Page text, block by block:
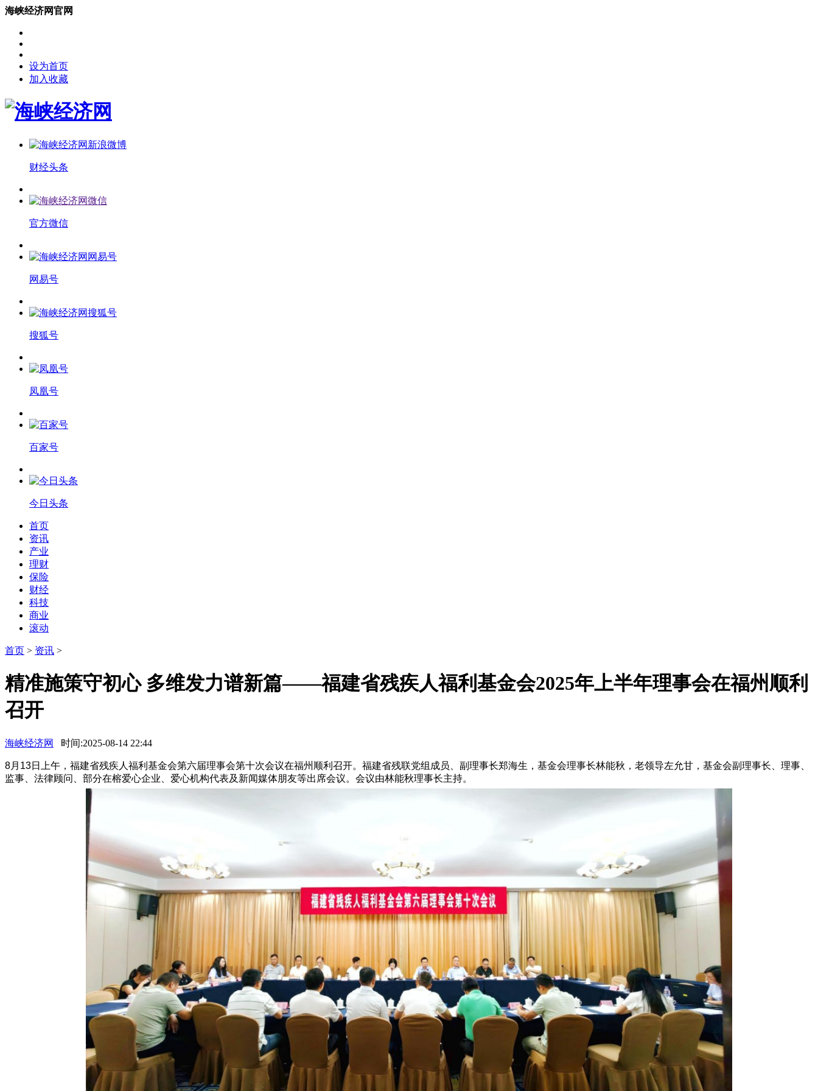
海峡经济网官网
设为首页
加入收藏
财经头条
官方微信
网易号
搜狐号
凤凰号
百家号
今日头条
首页
资讯
产业
理财
保险
财经
科技
商业
滚动
首页 > 资讯 >
精准施策守初心 多维发力谱新篇——福建省残疾人福利基金会2025年上半年理事会在福州顺利
召开
海峡经济网 时间:2025-08-14 22:44
8月13日上午，福建省残疾人福利基金会第六届理事会第十次会议在福州顺利召开。福建省残联党组成员、副理事长郑海生，基金会理事长林能秋，老领导左允甘，基金会副理事长、理事、
监事、法律顾问、部分在榕爱心企业、爱心机构代表及新闻媒体朋友等出席会议。会议由林能秋理事长主持。